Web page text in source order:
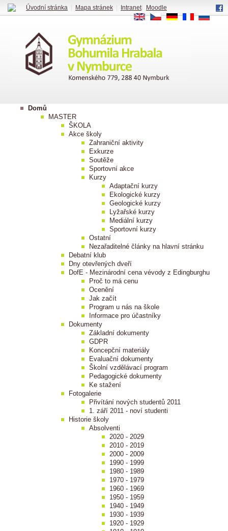
Domů
MASTER
ŠKOLA
Akce školy
Zahraniční aktivity
Exkurze
Soutěže
Sportovní akce
Kurzy
Adaptační kurzy
Ekologické kurzy
Geologické kurzy
Lyžařské kurzy
Mediální kurzy
Sportovní kurzy
Ostatní
Nezařaditelné články na hlavní stránku
Debatní klub
Dny otevřených dveří
DofE - Mezinárodní cena vévody z Edingburghu
Proč to má cenu
Ocenění
Jak začít
Program u nás na škole
Informace pro účastníky
Dokumenty
Základní dokumenty
GDPR
Koncepční materiály
Evaluační dokumenty
Školní vzdělávací program
Pedagogické dokumenty
Ke stažení
Fotogalerie
Přivítání nových studentů 2011
1. září 2011 - noví studenti
Historie školy
Absolventi
2020 - 2029
2010 - 2019
2000 - 2009
1990 - 1999
1980 - 1989
1970 - 1979
1960 - 1969
1950 - 1959
1940 - 1949
1930 - 1939
1920 - 1929
Úvodní stránka Mapa stránek Intranet|
Moodle
EN
CS DE FR RU